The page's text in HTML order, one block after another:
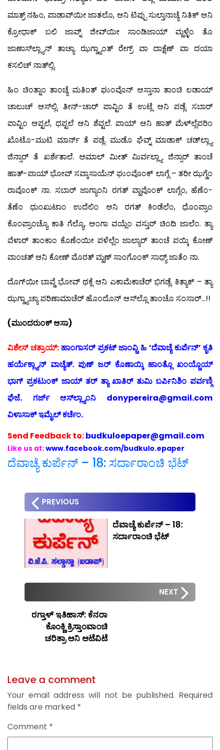
ಮಾತ್ರ್ ನಹಿಂ, ಪಾಡಾವ್‍ಯೀ ಜಾತಲೊ, ಆನಿ ಟಿಪ್ಪು ಸುಲ್ತಾನಾಚ್ಯೆ ನಿತಿಕ್ ಆನಿ
ಕ್ರೋಧಾಕ್ ಬಲಿ ಜಾವ್ನ್ ಜೀವ್‍ಯೀ ಸಾಂಡಿಜಾಯ್ ಮ್ಹಳ್ಳೆಂ ತೊ
ಜಾಣಾಸ್‍ಲ್ಲ್ಯಾನ್ ತಾಚ್ಯಾ ಝಗ್ಡ್ಯಾಂತ್ ರೇಗ್ರ್ ವಾ ದಾಕ್ಷೆಣ್ ವಾ ದಯಾ
ಕಸಲಿಚ್ ನಾತ್‍ಲ್ಲಿ.
ಹಿಂ ಚಿಂತ್ನಾಂ ತಾಂಚ್ಯೆ ಮತಿಂತ್ ಘುಂವೊನ್ ಆಸ್ತಾನಾ ತಾಂಚಿ ಲಡಾಯ್
ಚಾಲುಚ್ ಆಸ್‍ಲ್ಲಿ. ತೀನ್-ಚಾರ್ ಪಾವ್ಟಿಂ ತೆ ಉಟ್ಲೆ ಆನಿ ಪಡ್ಲೆ. ಸಬಾರ್
ಪಾವ್ಟಿಂ ಆಪ್ಟಲೆ, ಧಪ್ಟಲೆ ಆನಿ ಶೆವ್ಟಲೆ. ಪಾಯ್ ಆನಿ ಹಾತ್ ಮೆಳ್‍ಲ್ಲೆಪರಿಂ
ಖೊಟೊ-ಮುಟಿ ಮಾರ್ನ್ ತೆ ಪಡ್ಲೆ. ಮುಡೊ ಘೆವ್ನ್ ಮಾಡಾಕ್ ಚಡ್‍ಲ್ಲ್ಯಾ
ಜಿನ್ಸಾರ್ ತೆ ಖರ್ಶೆತಾಲೆ. ಅಮಾಲ್ ಮೀತ್ ಮಿರ್ವಲ್ಲ್ಯಾ ಜಿನ್ಸಾರ್ ತಾಂಚೆ
ಹಾತ್-ಪಾಯ್ ಭೋವ್ ಸವ್ಕಾಸಾಯೆನ್ ಘುಂವೊಂಕ್ ಲಾಗ್ಲೆ – ತರೀ ಝಗ್ಡೆಂ
ರಾವೊಂಕ್ ನಾ. ಸಬಾರ್ ಜಾಗ್ಯಾಂನಿ ರಗತ್ ವ್ಹಾವೊಂಕ್ ಲಾಗ್ಲೆಂ, ಹೆಣೆಂ-
ತೆಣೆಂ ಧುಂಖುಟಾಂ ಉದೆಲಿಂ ಆನಿ ರಗತ್ ಕಿಂಡೆಲೆಂ, ಧೊಂಪ್ರಾಂ
ಕೊಂಪ್ರಾಂಚ್ಯೊ ಕಾತಿ ಗೆಲ್ಯೊ, ಆಂಗಾ ವಯ್ಲೆಂ ವಸ್ತುರ್ ಚಿಂದಿ ಜಾಲೆಂ. ತ್ಯಾ
ವೆಳಾರ್ ತಾಂಕಾಂ ಕೊಣೆಂಯೀ ಪಳೆಲ್ಲೆಂ ಜಾಲ್ಯಾರ್ ತಾಂಚೆ ಪಯ್ಕಿ ಕೋಣ್
ವಾಂಚತ್ ಆನಿ ಕೋಣ್ ಮೊರತ್ ಮ್ಹಣ್ ಸಾಂಗೊಂಕ್ ಸಾಧ್ಯ್ ಜಾತೆಂ ನಾ.
ದೊಗ್‍ಯೀ ಬಾವ್ಡೆ ಭೋವ್ ಥಕ್ಲೆ ಆನಿ ಎಕಾಮೆಕಾಚೆರ್ ಭಿಗಡ್ಲೆ. ಕಿತ್ಯಾಕ್ – ತ್ಯಾ
ಝಗ್ಡ್ಯಾಚ್ಯಾ ಪರಿಣಾಮಾಚೆರ್ ಹೊಂದೊನ್ ಆಸ್‍ಲ್ಲೊ ತಾಂಚೊ ಸಂಸಾರ್…!!
(ಮುಂದರುಂಕ್ ಆಸಾ)
ವಿಶೇಸ್ ಚತ್ರಾಯ್:ಹಾಂಗಾಸರ್ ಪ್ರಕಟ್ ಜಾಂವ್ಚಿ ಹಿ ‘ದೆವಾಚ್ಯೆ ಕುರ್ಪೆನ್’ ಕೃತಿ
ಹರ್ಯೆಕ್ಲ್ಯಾನ್ ವಾಚ್ಯೆತ್. ಪುಣ್ ಜರ್ ಕೊಣಾಯ್ಕಿ ಹಾಂತ್ಲೊ ಖಂಯ್ಚೊಯ್
ಭಾಗ್ ಪ್ರಕಟುಂಕ್ ಜಾಯ್ ತರ್ ತ್ಯಾ ಖಾತಿರ್ ತುಮಿ ಬರ್ಪಿನಿಶಿಂ ಪರ್ವಣ್ಗಿ
ಘೆಜೆ. ಗರ್ಜ್ ಆಸ್‍ಲ್ಲ್ಯಾಂನಿ donypereira@gmail.com
ವಿಳಾಸಾಕ್ ಇಮೈಲ್ ಕರ್ಚೆಂ.
Send Feedback to:budkuloepaper@gmail.com
Like us at:www.facebook.com/budkulo.epaper
ದೆವಾಚ್ಯೆ ಕುರ್ಪೆನ್ – 18: ಸರ್ದಾರಾಂಚಿ ಭೆಟ್
PREVIOUS
ದೆವಾಚ್ಯೆ ಕುರ್ಪೆನ್ – 18:
ಸರ್ದಾರಾಂಚಿ ಭೆಟ್
NEXT
ರಗ್ತಾಳ್ ಇತಿಹಾಸ್: ಕೆನರಾ
ಕೊಂಕ್ಣಿ ಕ್ರಿಸ್ತಾಂವಾಂಚಿ
ಚರಿತ್ರಾ ಆನಿ ಆಟೆವಿಟೆ
Leave a comment
Your email address will not be published. Required
fields are marked *
Comment *